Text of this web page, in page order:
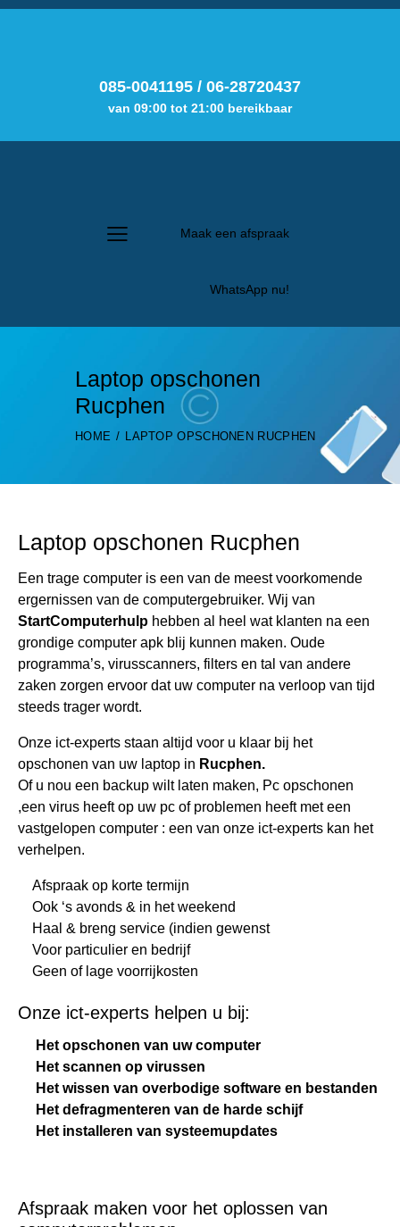
085-0041195 / 06-28720437
van 09:00 tot 21:00 bereikbaar
Maak een afspraak
WhatsApp nu!
Laptop opschonen
Rucphen
HOME LAPTOP OPSCHONEN RUCPHEN
Laptop opschonen Rucphen
Een trage computer is een van de meest voorkomende
ergernissen van de computergebruiker. Wij van
StartComputerhulp hebben al heel wat klanten na een
grondige computer apk blij kunnen maken. Oude
programma’s, virusscanners, filters en tal van andere
zaken zorgen ervoor dat uw computer na verloop van tijd
steeds trager wordt.
Onze ict-experts staan altijd voor u klaar bij het
opschonen van uw laptop in Rucphen.
Of u nou een backup wilt laten maken, Pc opschonen
,een virus heeft op uw pc of problemen heeft met een
vastgelopen computer : een van onze ict-experts kan het
verhelpen.
Afspraak op korte termijn
Ook ‘s avonds & in het weekend
Haal & breng service (indien gewenst
Voor particulier en bedrijf
Geen of lage voorrijkosten
Onze ict-experts helpen u bij:
Het opschonen van uw computer
Het scannen op virussen
Het wissen van overbodige software en bestanden
Het defragmenteren van de harde schijf
Het installeren van systeemupdates
Afspraak maken voor het oplossen van